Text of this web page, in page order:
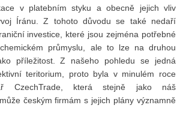
v platebním styku a obecně jejich vliv
Íránu. Z tohoto důvodu se také nedaří
investice, které jsou zejména potřebné
průmyslu, ale to lze na druhou
příležitost. Z našeho pohledu se jedná
teritorium, proto byla v minulém roce
CzechTrade, která stejně jako náš
českým firmám s jejich plány významně